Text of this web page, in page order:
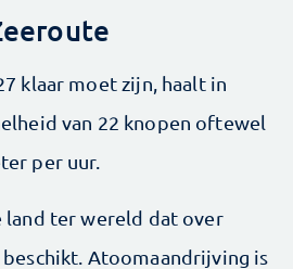
klaar moet zijn, haalt in
van 22 knopen oftewel
per uur.
land ter wereld dat over
Atoomaandrijving is